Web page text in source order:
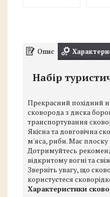
Опис
Набір
Прекрасний похідний
сковорода з диска
транспортування
Якісна та довговічна
м'яса, риби. Має плоску
Дотримуйтесь
відкритому вогні та
Зверніть увагу, що
користуєтеся
Характеристики